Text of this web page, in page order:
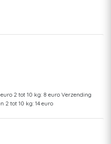
2 tot 10 kg: 8 euro Verzending
2 tot 10 kg: 14 euro